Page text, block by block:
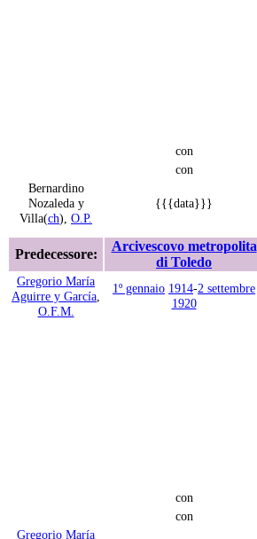
con
con
Bernardino
Nozaleda y
Villa(ch), O.P.
{{{data}}}
Predecessore:
Arcivescovo metropolita
di Toledo
Gregorio María
Aguirre y García
O.F.M.
1º gennaio 1914-2 settembre
1920
con
con
Gregorio María